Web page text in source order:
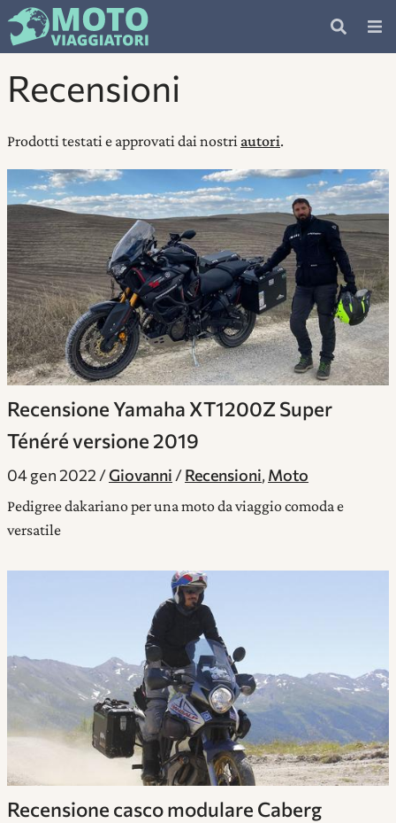
Recensioni
Prodotti testati e approvati dai nostri autori.
Recensione Yamaha XT1200Z Super
Ténéré versione 2019
04 gen 2022 Giovanni Recensioni, Moto
Pedigree dakariano per una moto da viaggio comoda e
versatile
Recensione casco modulare Caberg